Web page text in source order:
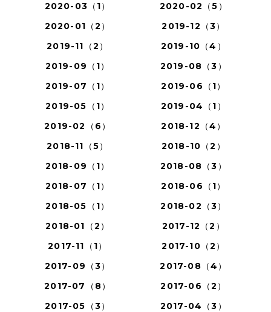
2020-03（1）
2020-02（5）
2020-01（2）
2019-12（3）
2019-11（2）
2019-10（4）
2019-09（1）
2019-08（3）
2019-07（1）
2019-06（1）
2019-05（1）
2019-04（1）
2019-02（6）
2018-12（4）
2018-11（5）
2018-10（2）
2018-09（1）
2018-08（3）
2018-07（1）
2018-06（1）
2018-05（1）
2018-02（3）
2018-01（2）
2017-12（2）
2017-11（1）
2017-10（2）
2017-09（3）
2017-08（4）
2017-07（8）
2017-06（2）
2017-05（3）
2017-04（3）